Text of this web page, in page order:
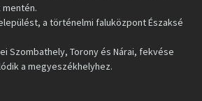
a történelmi faluközpont Északsé
Szombathely, Torony és Nárai, fekvése
a megyeszékhelyhez.